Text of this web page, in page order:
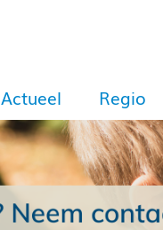
Actueel Regio